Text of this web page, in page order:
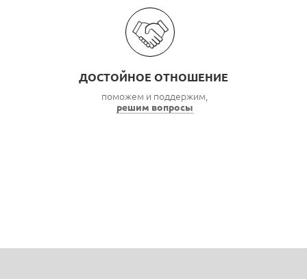
ДОСТОЙНОЕ ОТНОШЕНИЕ
поможем и поддержим,
решим вопросы